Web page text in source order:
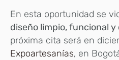
En esta oportunidad se
diseño limpio, funcional
próxima cita será en
Expoartesanías, en